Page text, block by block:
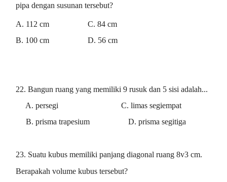
pipa dengan susunan tersebut?
A. 112 cm C. 84 cm
B. 100 cm D. 56 cm
22. Bangun ruang yang memiliki 9 rusuk dan 5 sisi adalah...
A. persegi C. limas segiempat
B. prisma trapesium D. prisma segitiga
23. Suatu kubus memiliki panjang diagonal ruang 8v3 cm.
Berapakah volume kubus tersebut?